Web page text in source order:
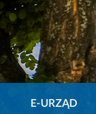
E-URZĄD